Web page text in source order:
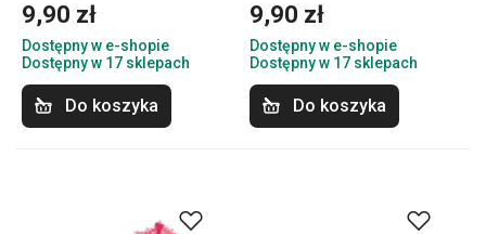
9,90 zł
Dostępny w e-shopie
Dostępny w 17 sklepach
Do koszyka
9,90 zł
Dostępny w e-shopie
Dostępny w 17 sklepach
Do koszyka